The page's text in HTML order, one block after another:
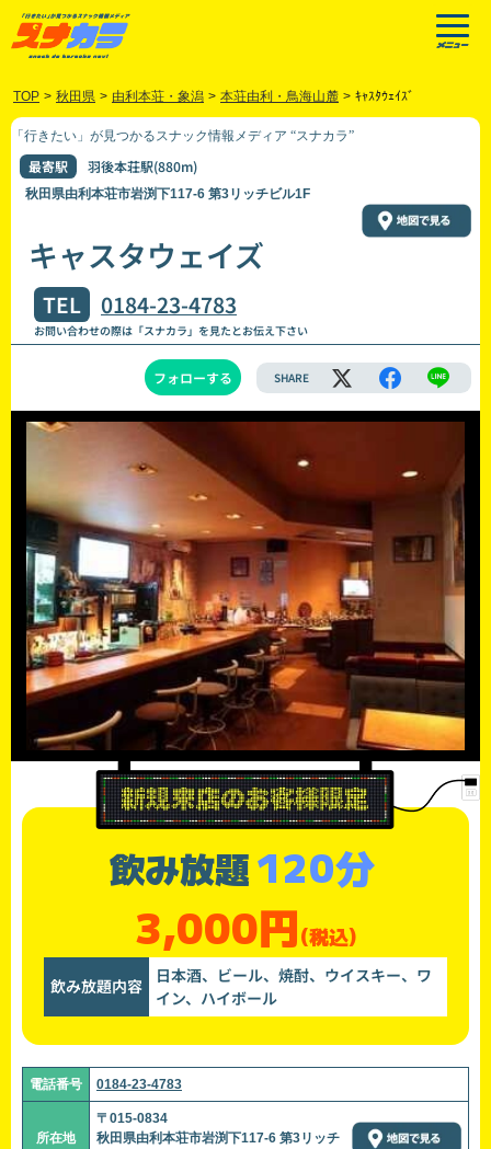
TOP > 秋田県 > 由利本荘・象潟 > 本荘由利・鳥海山麓 > ｷｬｽﾀｳｪｲｽﾞ
「行きたい」が見つかるスナック情報メディア “スナカラ”
最寄駅 羽後本荘駅(880m)
秋田県由利本荘市岩渕下117-6 第3リッチビル1F
キャスタウェイズ
TEL 0184-23-4783
お問い合わせの際は「スナカラ」を見たとお伝え下さい
フォローする SHARE
飲み放題120分
3,000円(税込)
飲み放題内容
日本酒、ビール、焼酎、ウイスキー、ワ
イン、ハイボール
電話番号 0184-23-4783
所在地
〒015-0834
秋田県由利本荘市岩渕下117-6 第3リッチ